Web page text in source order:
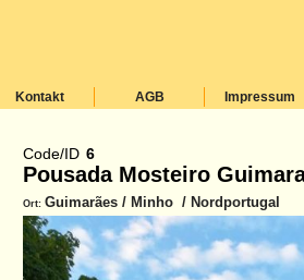
Kontakt AGB Impressum
Code/ID 6
Pousada Mosteiro
Ort: Guimarães / Minho / Nordportugal